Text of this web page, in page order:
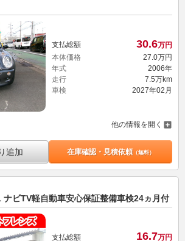
支払総額 30.6万円
本体価格
27. 0万円
年式
2006年
走行
7.5万km
車検
2027年02月
他の情報を開く
追加 在庫確認・見積依頼（無料）
ビTV軽自動車安心保証整備車検24ヵ月付
支払総額 16.7万円